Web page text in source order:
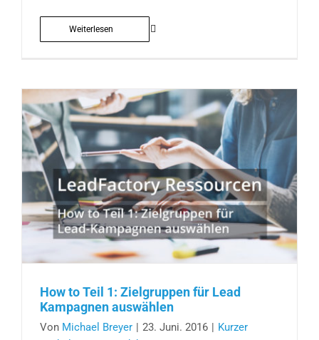
Weiterlesen
How to Teil 1: Zielgruppen für Lead
Kampagnen auswählen
Von Michael Breyer | 23. Juni. 2016 | Kurzer